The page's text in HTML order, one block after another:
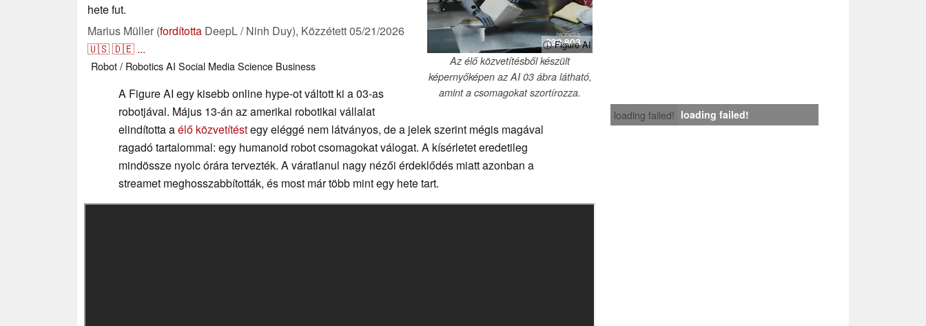
ⓘ Figure AI
Az élő közvetítésből készült
képernyőképen az AI 03 ábra látható,
amint a csomagokat szortírozza.
hete fut.
Marius Müller (fordította DeepL / Ninh Duy), Közzétett05/21/2026
🇺🇸🇩🇪 ...
Robot / RoboticsAI Social MediaScience Business
loading failed! loading failed!
A Figure AI egy kisebb online hype-ot váltott ki a 03-as
robotjával. Május 13-án az amerikai robotikai vállalat
elindította aélő közvetítéstegy eléggé nem látványos, de a jelek szerint mégis magával
ragadó tartalommal: egy humanoid robot csomagokat válogat. A kísérletet eredetileg
mindössze nyolc órára tervezték. A váratlanul nagy nézői érdeklődés miatt azonban a
streamet meghosszabbították, és most már több mint egy hete tart.